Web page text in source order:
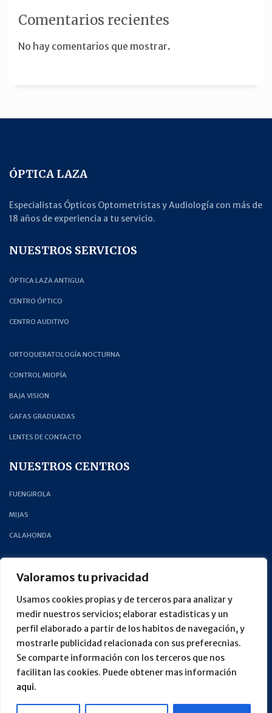
Valoramos tu privacidad
Usamos cookies propias y de terceros para analizar y
medir nuestros servicios; elaborar estadisticas y un
perfil elaborado a partir de los habitos de navegación, y
mostrarle publicidad relacionada con sus preferecnias.
Se comparte información con los terceros que nos
facilitan las cookies. Puede obtener mas información
aqui.
Comentarios recientes
No hay comentarios que mostrar.
ÓPTICA LAZA
Especialistas Ópticos Optometristas y Audiología con más de
18 años de experiencia a tu servicio.
NUESTROS SERVICIOS
ÓPTICA LAZA ANTIGUA
CENTRO ÓPTICO
CENTRO AUDITIVO
ORTOQUERATOLOGÍA NOCTURNA
CONTROL MIOPÍA
BAJA VISION
GAFAS GRADUADAS
LENTES DE CONTACTO
NUESTROS CENTROS
FUENGIROLA
MIJAS
CALAHONDA
LLÁMANOS +34 952 58 76 24
CONTACTO
Política de Privacidad